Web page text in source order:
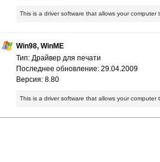
This is a driver software that allows your
Win98, WinME
Тип: Драйвер для печати
Последнее обновление: 29.04.2009
Версия: 8.80
This is a driver software that allows your